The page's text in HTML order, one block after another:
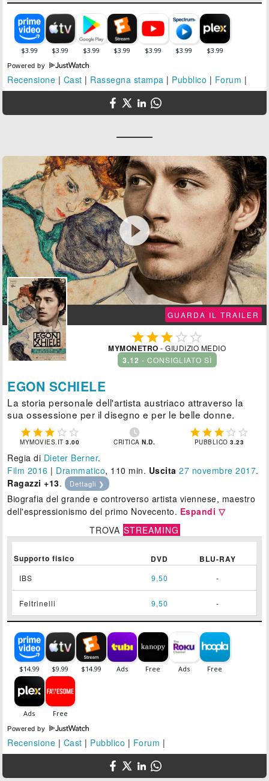
Powered by
Recensione | Cast | Rassegna stampa | Pubblico | Forum |

GUARDA IL TRAILER
  
MYMONETRO - GIUDIZIO MEDIO
3.12 - CONSIGLIATO SÌ
EGON SCHIELE
La storia personale dell'artista austriaco attraverso la
sua ossessione per il disegno e per le belle donne.
    
MYMOVIES.IT3.00

CRITICAN.D.
    
PUBBLICO3.23
Regia di Dieter Berner.
Film 2016 | Drammatico, 110 min. Uscita 27 novembre 2017.
Ragazzi +13. Dettagli ❯
Biografia del grande e controverso artista viennese, maestro
dell'espressionismo del primo Novecento. Espandi ▽
TROVA STREAMING
Supporto fisico DVD BLU-RAY
IBS 9,50 -
Feltrinelli 9,50 -
Powered by
Recensione | Cast | Pubblico | Forum |